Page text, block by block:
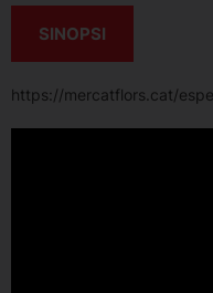
SINOPSI
https://mercatflors.cat/